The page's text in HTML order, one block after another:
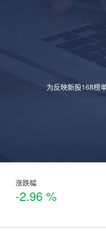
为反映新股168榜
涨跌幅
-2.96 %